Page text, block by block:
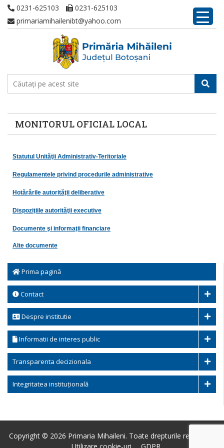
0231-625103
0231-625103
primariamihailenibt@yahoo.com
MONITORUL OFICIAL LOCAL
Prima pagină
Contact
Despre institutie
Informatii de interes public
Transparenta decizionala
Integritatea instituțională
Statutul Unităţii Administrativ-Teritoriale
Regulamentele privind procedurile administrative
Hotărârile autorităţii deliberative
Dispoziţiile autorităţii executive
Documente şi informaţii financiare
Alte documente
Copyright © 2026 Primaria Mihaileni. Toate drepturile rezervate.